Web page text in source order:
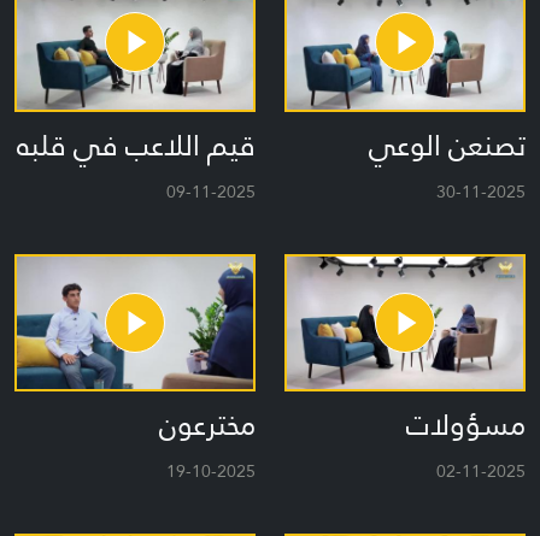
تصنعن الوعي
30-11-2025
قيم اللاعب في قلبه
09-11-2025
مسؤولات
02-11-2025
مخترعون
19-10-2025